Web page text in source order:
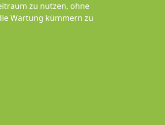
zu nutzen, ohne
Wartung kümmern zu